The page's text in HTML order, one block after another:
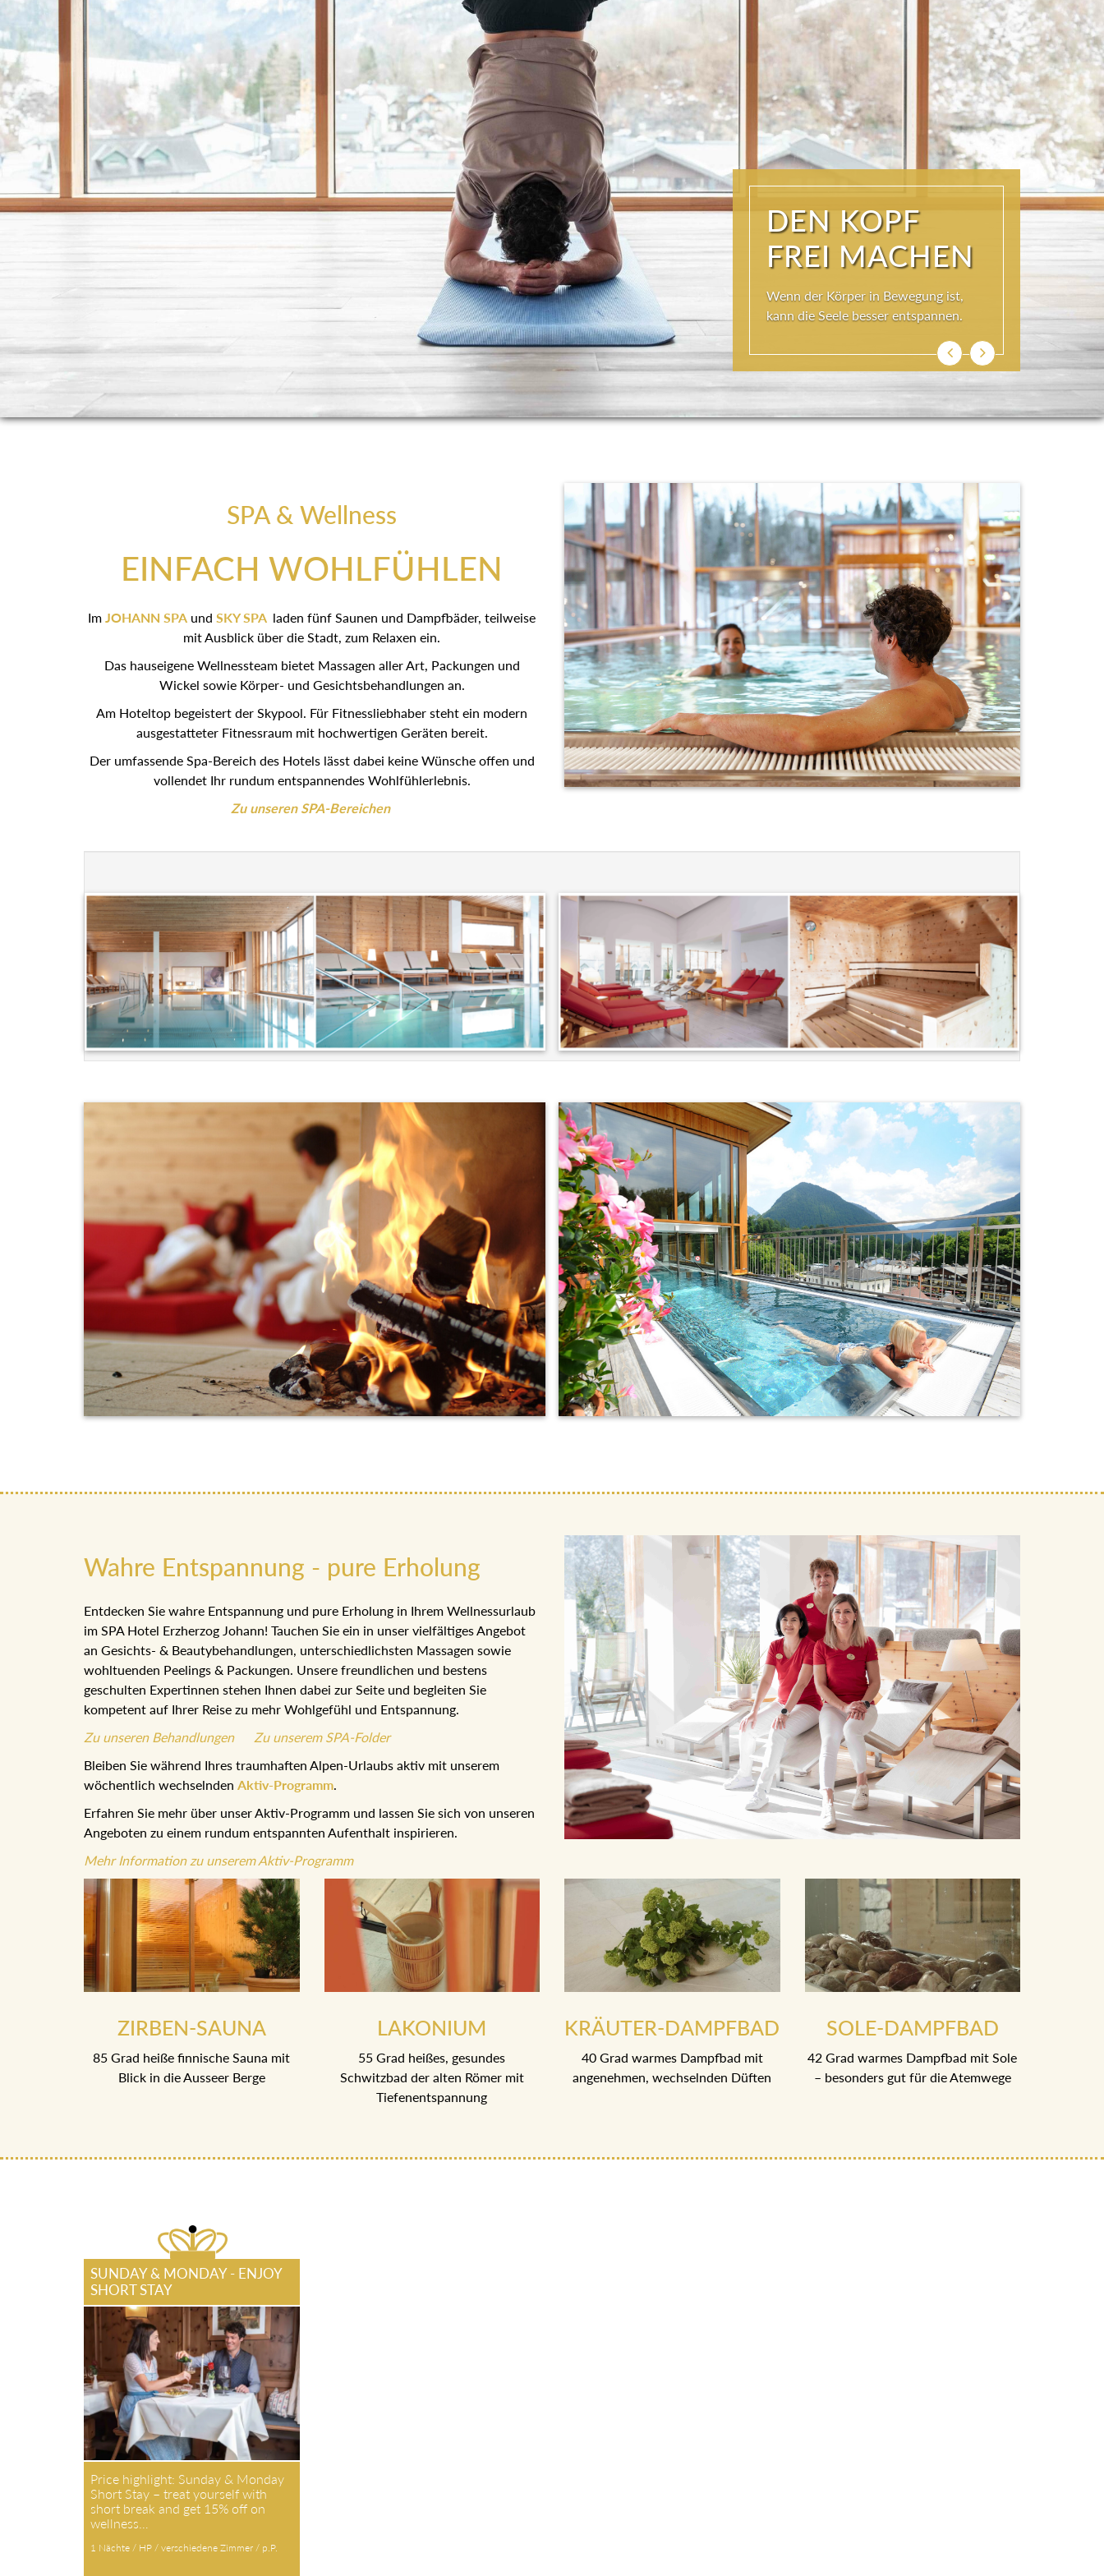
ÜBER DEN
DÄCHERN DER
KURSTADT
Schöner als im SKY SPA kann es im
so viel Himmel wird das Herz ganz
leicht und die Seele weit.
ZurückWeiter
SPA & Wellness
EINFACH WOHLFÜHLEN
Im JOHANN SPA und SKY SPA laden fünf Saunen und Dampfbäder, teilweise
mit Ausblick über die Stadt, zum Relaxen ein.
Das hauseigene Wellnessteam bietet Massagen aller Art, Packungen und
Wickel sowie Körper- und Gesichtsbehandlungen an.
Am Hoteltop begeistert der Skypool. Für Fitnessliebhaber steht ein modern
ausgestatteter Fitnessraum mit hochwertigen Geräten bereit.
Der umfassende Spa-Bereich des Hotels lässt dabei keine Wünsche offen und
vollendet Ihr rundum entspannendes Wohlfühlerlebnis.
Zu unseren SPA-Bereichen
Wahre Entspannung - pure Erholung
Entdecken Sie wahre Entspannung und pure Erholung in Ihrem Wellnessurlaub
im SPA Hotel Erzherzog Johann! Tauchen Sie ein in unser vielfältiges Angebot
an Gesichts- & Beautybehandlungen, unterschiedlichsten Massagen sowie
wohltuenden Peelings & Packungen. Unsere freundlichen und bestens
geschulten Expertinnen stehen Ihnen dabei zur Seite und begleiten Sie
kompetent auf Ihrer Reise zu mehr Wohlgefühl und Entspannung.
Zu unseren Behandlungen
Zu unserem SPA-Folder
Bleiben Sie während Ihres traumhaften Alpen-Urlaubs aktiv mit unserem
wöchentlich wechselnden Aktiv-Programm
Erfahren Sie mehr über unser Aktiv-Programm und lassen Sie sich von unseren
Angeboten zu einem rundum entspannten Aufenthalt inspirieren.
Mehr Information zu unserem Aktiv-Programm
ZIRBEN-SAUNA
85 Grad heiße finnische Sauna mit
Blick in die Ausseer Berge
LAKONIUM
55 Grad heißes, gesundes
Schwitzbad der alten Römer mit
Tiefenentspannung
KRÄUTER-DAMPFBAD
40 Grad warmes Dampfbad mit
angenehmen, wechselnden Düften
SOLE-DAMPFBAD
42 Grad warmes Dampfbad mit Sole
– besonders gut für die Atemwege
SUNDAY & MONDAY - ENJOY
SHORT STAY
Price highlight: Sunday & Monday
Short Stay – treat yourself with
short break and get 15% off on
wellness…
1 Nächte / HP / verschiedene Zimmer / p.P.